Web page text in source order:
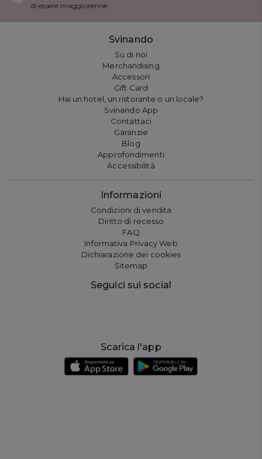
di essere maggiorenne
Svinando
Su di noi
Merchandising
Accessori
Gift Card
Hai un hotel, un ristorante o un locale?
Svinando App
Contattaci
Garanzie
Blog
Approfondimenti
Accessibilità
Informazioni
Condizioni di vendita
Diritto di recesso
FAQ
Informativa Privacy Web
Dichiarazione dei cookies
Sitemap
Seguici sui social
Scarica l'app